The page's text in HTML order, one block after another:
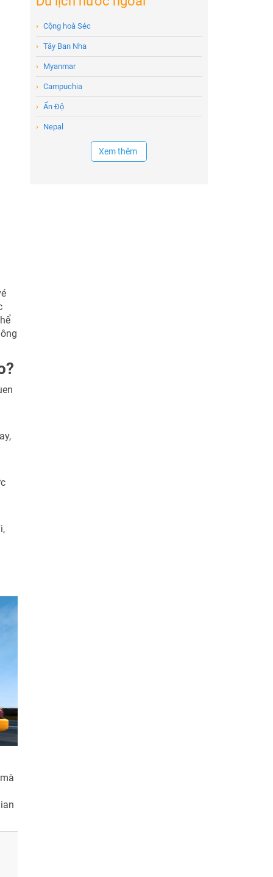
› Cộng hoà Séc
› Tây Ban Nha
› Myanmar
› Campuchia
› Ấn Độ
› Nepal
Xem thêm